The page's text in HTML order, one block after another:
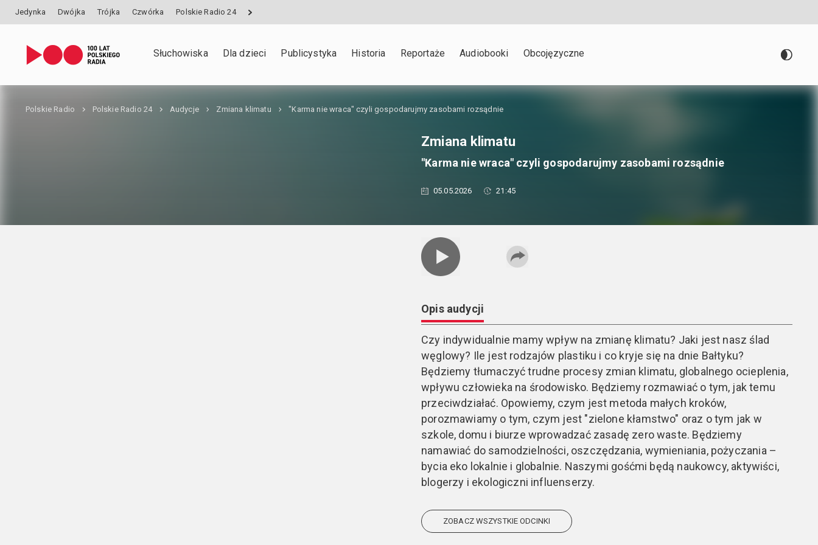
Jedynka Dwójka Trójka Czwórka Polskie Radio 24
Słuchowiska Dla dzieci Publicystyka Historia Reportaże Audiobooki Obcojęzyczne
Polskie Radio Polskie Radio 24 Audycje Zmiana klimatu "Karma nie wraca" czyli gospodarujmy zasobami rozsądnie
Zmiana klimatu
"Karma nie wraca" czyli gospodarujmy zasobami rozsądnie
05.05.2026 21:45
Opis audycji
Czy indywidualnie mamy wpływ na zmianę klimatu? Jaki jest nasz ślad
węglowy? Ile jest rodzajów plastiku i co kryje się na dnie Bałtyku?
Będziemy tłumaczyć trudne procesy zmian klimatu, globalnego ocieplenia,
wpływu człowieka na środowisko. Będziemy rozmawiać o tym, jak temu
przeciwdziałać. Opowiemy, czym jest metoda małych kroków,
porozmawiamy o tym, czym jest "zielone kłamstwo" oraz o tym jak w
szkole, domu i biurze wprowadzać zasadę zero waste. Będziemy
namawiać do samodzielności, oszczędzania, wymieniania, pożyczania –
bycia eko lokalnie i globalnie. Naszymi gośćmi będą naukowcy, aktywiści,
blogerzy i ekologiczni influenserzy.
ZOBACZ WSZYSTKIE ODCINKI